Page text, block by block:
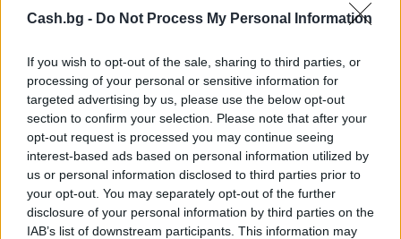
Cash.bg - Do Not Process My Personal Information
If you wish to opt-out of the sale, sharing to third parties, or
processing of your personal or sensitive information for
targeted advertising by us, please use the below opt-out
section to confirm your selection. Please note that after your
opt-out request is processed you may continue seeing
interest-based ads based on personal information utilized by
us or personal information disclosed to third parties prior to
your opt-out. You may separately opt-out of the further
disclosure of your personal information by third parties on the
IAB’s list of downstream participants. This information may